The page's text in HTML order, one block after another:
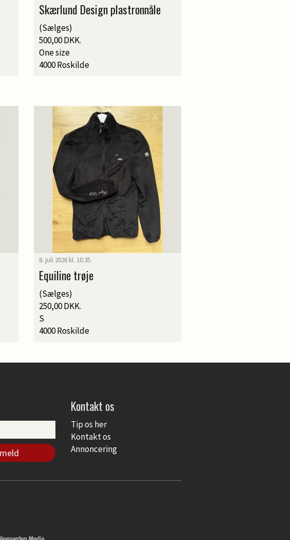
Skærlund Design plastronnåle
(Sælges)
500,00 DKK.
One size
4000 Roskilde
8. juli 2026 kl. 10:35
Equiline trøje
(Sælges)
250,00 DKK.
S
4000 Roskilde
Kontakt os
Tip os her
Kontakt os
Annoncering